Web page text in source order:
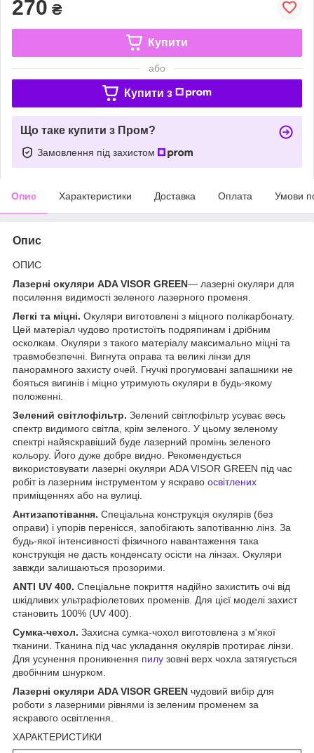
270 ₴
Купити
або
Купити з
Що таке купити з Пром?
Замовлення під захистом
Опис Характеристики Доставка Оплата Умови
Опис
ОПИС
Лазерні окуляри ADA VISOR GREEN— лазерні окуляри для
посилення видимості зеленого лазерного променя.
Легкі та міцні. Окуляри виготовлені з міцного полікарбонату.
Цей матеріал чудово протистоїть подряпинам і дрібним
осколкам. Окуляри з такого матеріалу максимально міцні та
травмобезпечні. Вигнута оправа та великі лінзи для
панорамного захисту очей. Гнучкі прогумовані запашники не
бояться вигинів і міцно утримують окуляри в будь-якому
положенні.
Зелений світлофільтр. Зелений світлофільтр усуває весь
спектр видимого світла, крім зеленого. У цьому зеленому
спектрі найяскравіший буде лазерний промінь зеленого
кольору. Його дуже добре видно. Рекомендується
використовувати лазерні окуляри ADA VISOR GREEN під час
робіт із лазерним інструментом у яскраво освітлених
приміщеннях або на вулиці.
Антизапотівання. Спеціальна конструкція окулярів (без
оправи) і упорів перенісся, запобігають запотіванню лінз. За
будь-якої інтенсивності фізичного навантаження така
конструкція не дасть конденсату осісти на лінзах. Окуляри
завжди залишаються прозорими.
ANTI UV 400. Спеціальне покриття надійно захистить очі від
шкідливих ультрафіолетових променів. Для цієї моделі захист
становить 100% (UV 400).
Сумка-чехол. Захисна сумка-чохол виготовлена з м'якої
тканини. Тканина під час укладання окулярів протирає лінзи.
Для усунення проникнення пилу зовні верх чохла затягується
двобічним шнурком.
Лазерні окуляри ADA VISOR GREEN чудовий вибір для
роботи з лазерними рівнями із зеленим променем за
яскравого освітлення.
ХАРАКТЕРИСТИКИ